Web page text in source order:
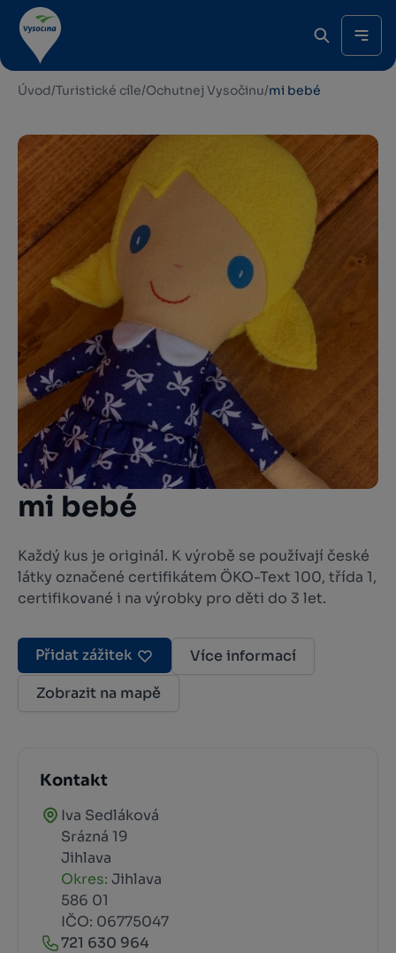
Úvod/Turistické cíle/Ochutnej Vysočinu/mi bebé
mi bebé
Každý kus je originál. K výrobě se používají české
látky označené certifikátem ÖKO-Text 100, třída 1,
certifikované i na výrobky pro děti do 3 let.
Přidat zážitek
Více informací
Zobrazit na mapě
Kontakt
Iva Sedláková
Srázná 19
Jihlava
Okres: Jihlava
586 01
IČO: 06775047
721 630 964